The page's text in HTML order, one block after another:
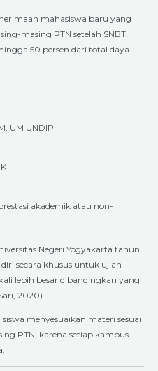
mahasiswa baru yang
masing PTN setelah SNBT.
50 persen dari total daya
UM UNDIP
akademik atau non-
Negeri Yogyakarta tahun
secara khusus untuk ujian
lebih besar dibandingkan yang
2020).
menyesuaikan materi sesuai
PTN, karena setiap kampus